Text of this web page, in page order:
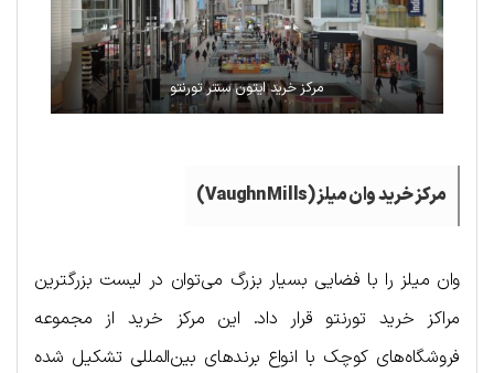
مرکز خرید ایتون سنتر تورنتو
مرکز خرید وان میلز (Vaughn Mills)
وان میلز را با فضایی بسیار بزرگ می‌توان در لیست بزرگترین
مراکز خرید تورنتو قرار داد. این مرکز خرید از مجموعه
فروشگاه‌های کوچک با انواع برندهای بین‌المللی تشکیل شده